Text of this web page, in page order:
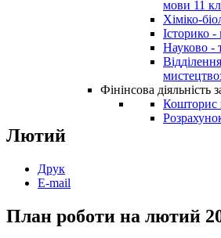
мови 11
Хіміко-
Історико -
Науково -
Фінінсова діяльність
Кошторис
Лютий
Друк
E-mail
План роботи на лютий